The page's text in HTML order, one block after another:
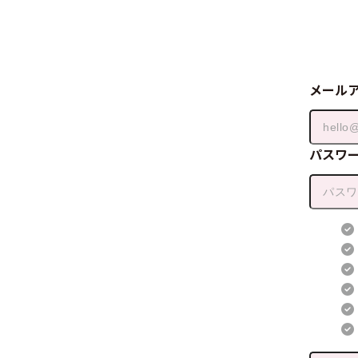
メール
パスワ